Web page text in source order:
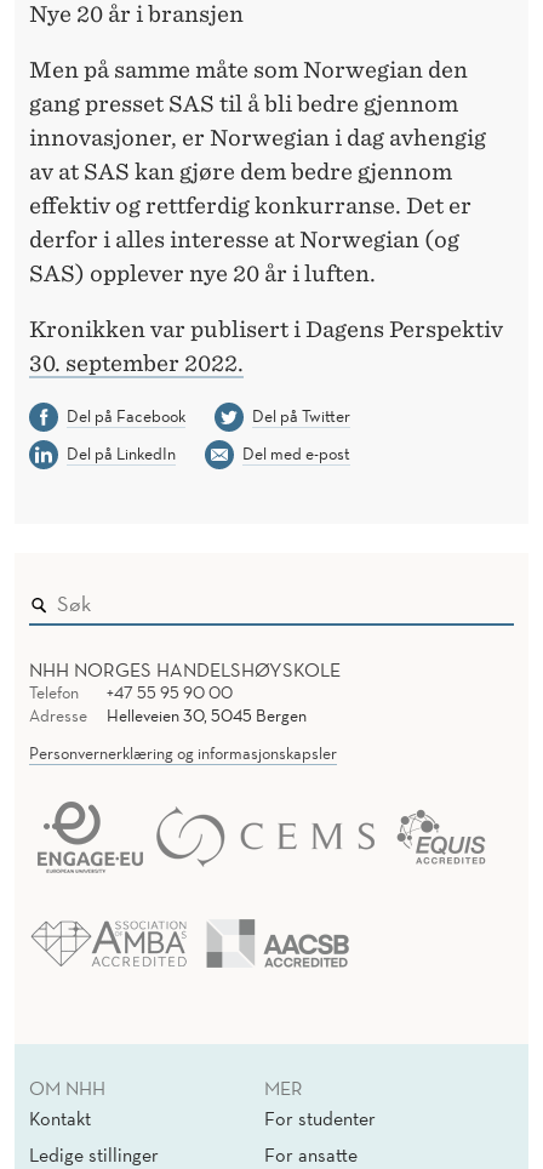
Nye 20 år i bransjen
Men på samme måte som Norwegian den
gang presset SAS til å bli bedre gjennom
innovasjoner, er Norwegian i dag avhengig
av at SAS kan gjøre dem bedre gjennom
effektiv og rettferdig konkurranse. Det er
derfor i alles interesse at Norwegian (og
SAS) opplever nye 20 år i luften.
Kronikken var publisert i Dagens Perspektiv
30. september 2022.
Del på Facebook
Del på Twitter
Del på LinkedIn
Del med e-post
NHH NORGES HANDELSHØYSKOLE
Telefon
+47 55 95 90 00
Adresse
Helleveien 30, 5045 Bergen
Personvernerklæring og informasjonskapsler
OM NHH
Kontakt
Ledige stillinger
MER
For studenter
For ansatte